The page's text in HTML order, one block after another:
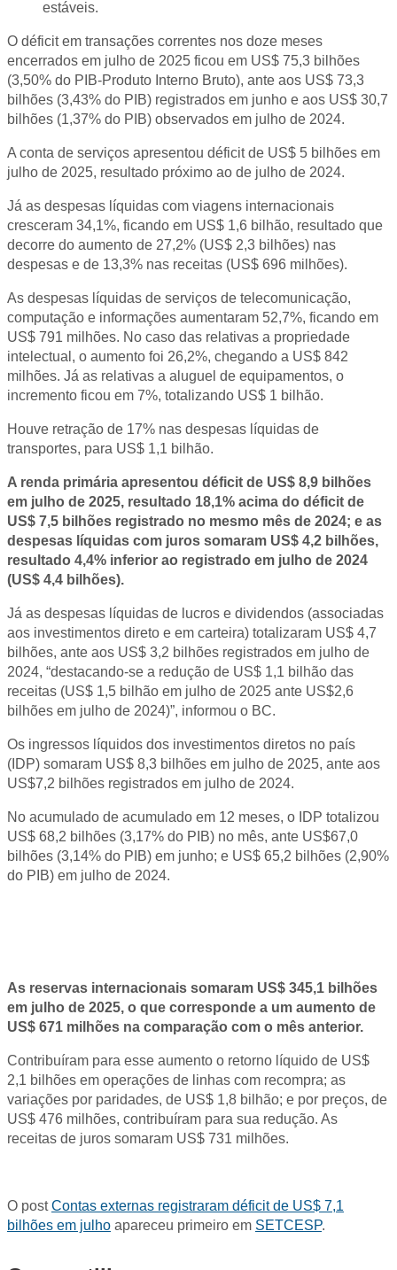
estáveis.
O déficit em transações correntes nos doze meses
encerrados em julho de 2025 ficou em US$ 75,3 bilhões
(3,50% do PIB-Produto Interno Bruto), ante aos US$ 73,3
bilhões (3,43% do PIB) registrados em junho e aos US$ 30,7
bilhões (1,37% do PIB) observados em julho de 2024.
A conta de serviços apresentou déficit de US$ 5 bilhões em
julho de 2025, resultado próximo ao de julho de 2024.
Já as despesas líquidas com viagens internacionais
cresceram 34,1%, ficando em US$ 1,6 bilhão, resultado que
decorre do aumento de 27,2% (US$ 2,3 bilhões) nas
despesas e de 13,3% nas receitas (US$ 696 milhões).
As despesas líquidas de serviços de telecomunicação,
computação e informações aumentaram 52,7%, ficando em
US$ 791 milhões. No caso das relativas a propriedade
intelectual, o aumento foi 26,2%, chegando a US$ 842
milhões. Já as relativas a aluguel de equipamentos, o
incremento ficou em 7%, totalizando US$ 1 bilhão.
Houve retração de 17% nas despesas líquidas de
transportes, para US$ 1,1 bilhão.
A renda primária apresentou déficit de US$ 8,9 bilhões
em julho de 2025, resultado 18,1% acima do déficit de
US$ 7,5 bilhões registrado no mesmo mês de 2024; e as
despesas líquidas com juros somaram US$ 4,2 bilhões,
resultado 4,4% inferior ao registrado em julho de 2024
(US$ 4,4 bilhões).
Já as despesas líquidas de lucros e dividendos (associadas
aos investimentos direto e em carteira) totalizaram US$ 4,7
bilhões, ante aos US$ 3,2 bilhões registrados em julho de
2024, “destacando-se a redução de US$ 1,1 bilhão das
receitas (US$ 1,5 bilhão em julho de 2025 ante US$2,6
bilhões em julho de 2024)”, informou o BC.
Os ingressos líquidos dos investimentos diretos no país
(IDP) somaram US$ 8,3 bilhões em julho de 2025, ante aos
US$7,2 bilhões registrados em julho de 2024.
No acumulado de acumulado em 12 meses, o IDP totalizou
US$ 68,2 bilhões (3,17% do PIB) no mês, ante US$67,0
bilhões (3,14% do PIB) em junho; e US$ 65,2 bilhões (2,90%
do PIB) em julho de 2024.
As reservas internacionais somaram US$ 345,1 bilhões
em julho de 2025, o que corresponde a um aumento de
US$ 671 milhões na comparação com o mês anterior.
Contribuíram para esse aumento o retorno líquido de US$
2,1 bilhões em operações de linhas com recompra; as
variações por paridades, de US$ 1,8 bilhão; e por preços, de
US$ 476 milhões, contribuíram para sua redução. As
receitas de juros somaram US$ 731 milhões.
O postContas externas registraram déficit de US$ 7,1
bilhões em julho apareceu primeiro em SETCESP.